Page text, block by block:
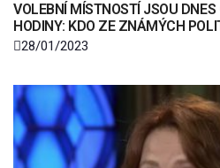
VOLEBNÍ MÍSTNOSTÍ JSOU DNES
HODINY: KDO ZE ZNÁMÝCH
28/01/2023